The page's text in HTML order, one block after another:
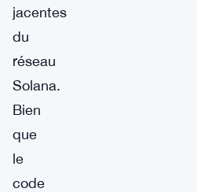
jacentes
du
réseau
Solana.
Bien
que
le
code